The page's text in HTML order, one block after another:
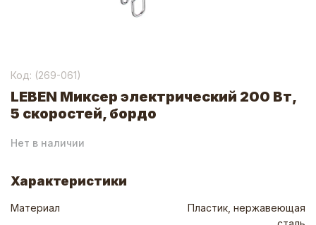
Код: (269-061)
LEBEN Миксер электрический 200 Вт,
5 скоростей, бордо
Нет в наличии
Характеристики
Материал
Пластик, нержавеющая